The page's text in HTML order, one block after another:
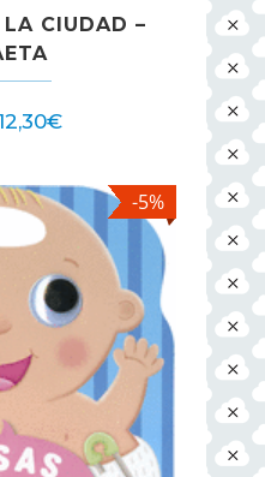
LA CIUDAD –
€
-5%